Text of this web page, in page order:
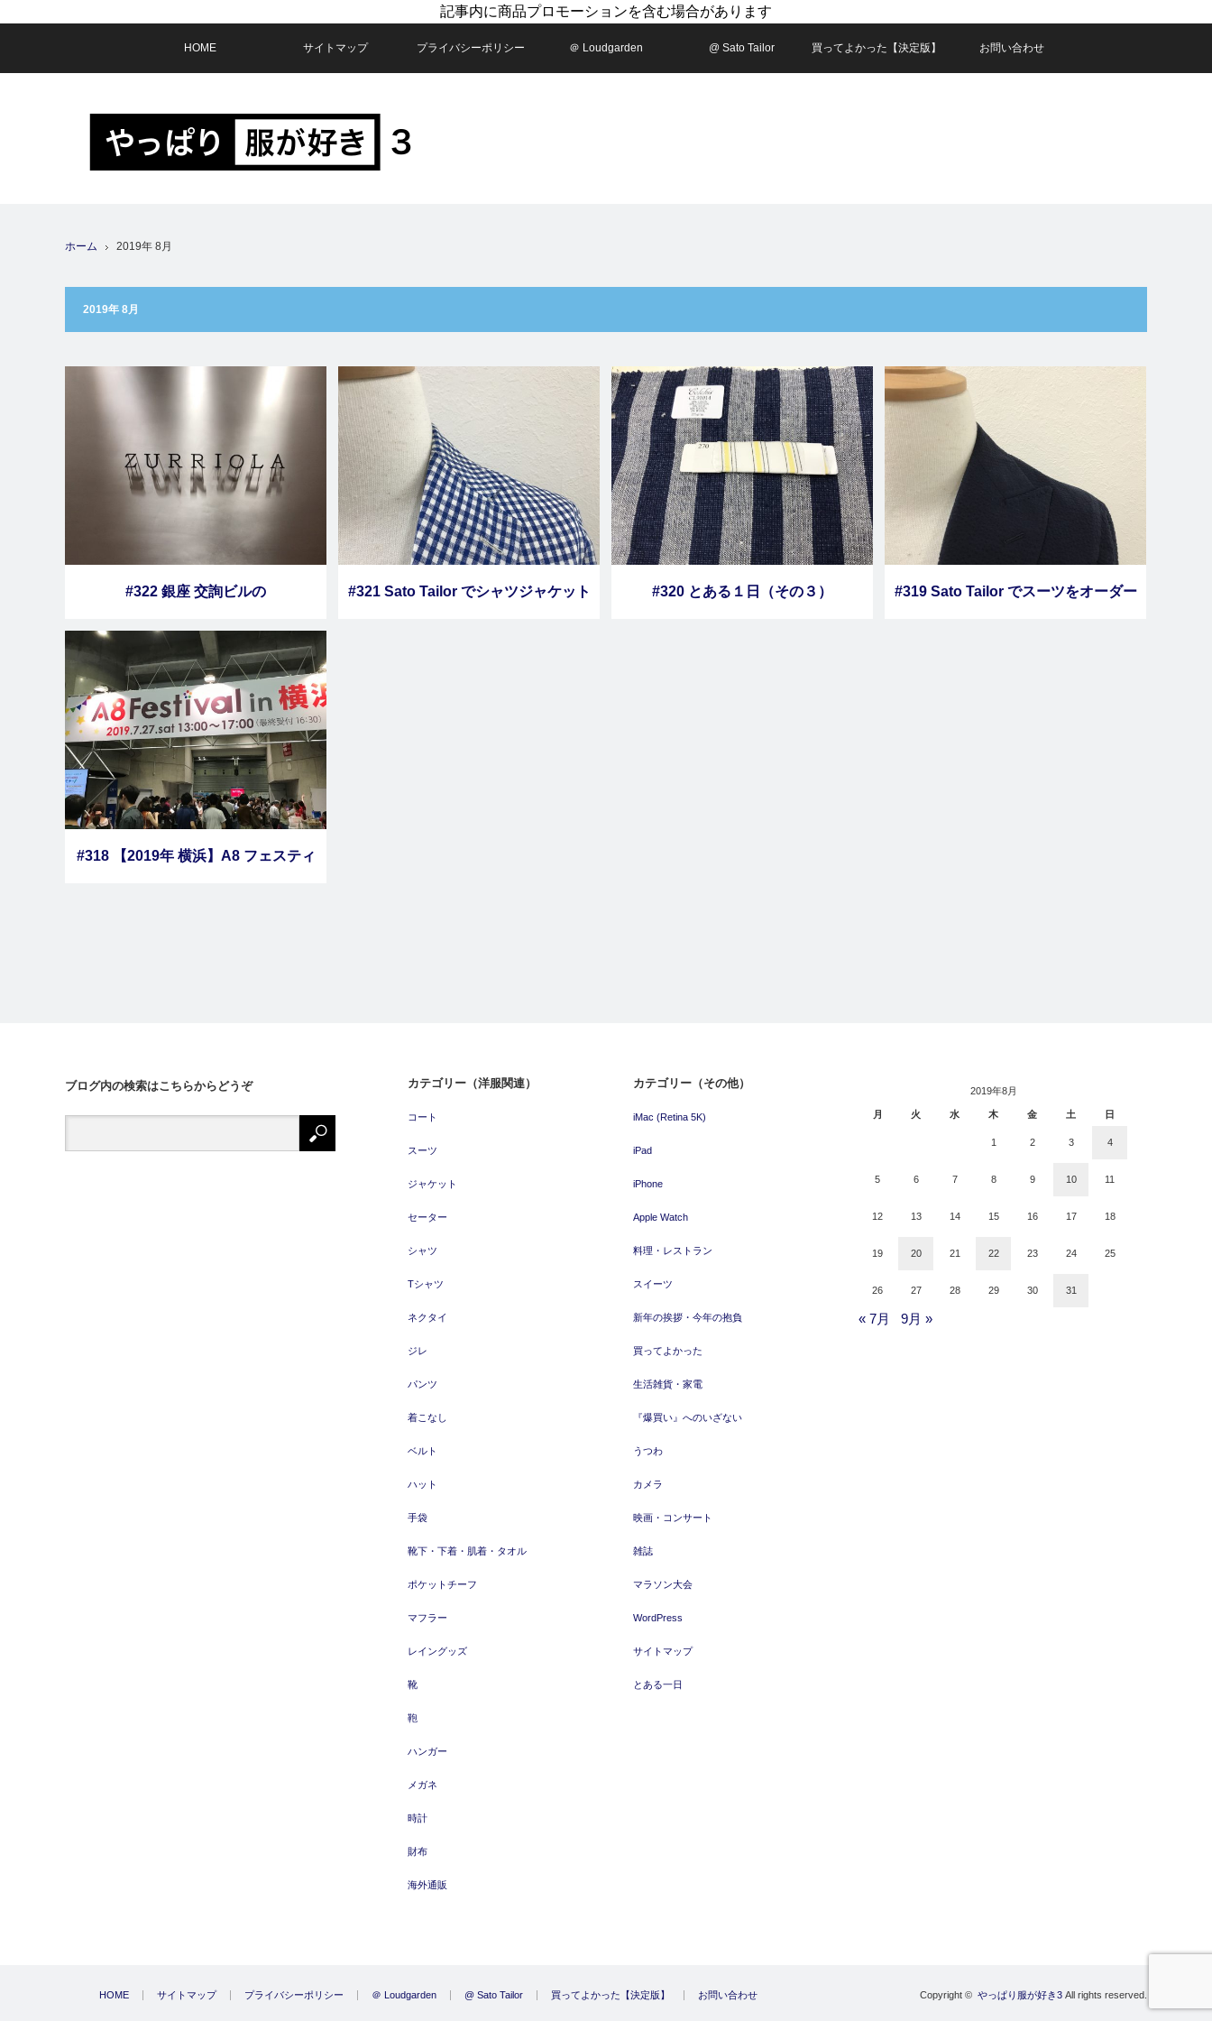
記事内に商品プロモーションを含む場合があります
HOME サイトマップ プライバシーポリシー ＠ Loudgarden @ Sato Tailor 買ってよかった【決定版】 お問い合わせ
ホーム 2019年 8月
2019年 8月
#322 銀座 交詢ビルの
ZURRIOLA（スリオラ）で美味しい
スペイン料理を食べてきました
#321 Sato Tailor でシャツジャケット #320 とある１日（その３） #319 Sato Tailor でスーツをオーダー
#318 【2019年 横浜】A8 フェスティ
ブログ内の検索はこちらからどうぞ カテゴリー（洋服関連）
コート
スーツ
ジャケット
セーター
シャツ
Tシャツ
ネクタイ
ジレ
パンツ
着こなし
ベルト
ハット
手袋
靴下・下着・肌着・タオル
ポケットチーフ
マフラー
レイングッズ
靴
鞄
ハンガー
メガネ
時計
財布
海外通販
カテゴリー（その他）
iMac (Retina 5K)
iPad
iPhone
Apple Watch
料理・レストラン
スイーツ
新年の挨拶・今年の抱負
買ってよかった
生活雑貨・家電
『爆買い』へのいざない
うつわ
カメラ
映画・コンサート
雑誌
マラソン大会
WordPress
サイトマップ
とある一日
2019年8月
月 火 水 木 金 土 日
1 2 3 4
5 6 7 8 9 10 11
12 13 14 15 16 17 18
19 20 21 22 23 24 25
26 27 28 29 30 31
« 7月 9月 »
HOME サイトマップ プライバシーポリシー ＠ Loudgarden @ Sato Tailor 買ってよかった【決定版】 お問い合わせ Copyright © やっぱり服が好き3 All rights reserved.